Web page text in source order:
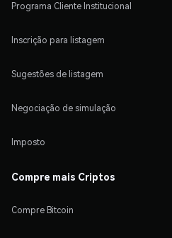
Programa Cliente Institucional
Inscrição para listagem
Sugestões de listagem
Negociação de simulação
Imposto
Compre mais Criptos
Compre Bitcoin